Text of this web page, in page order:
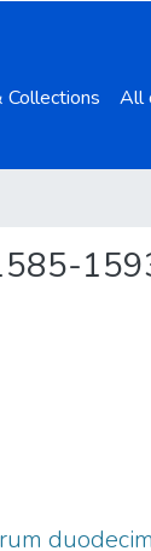
Collections All